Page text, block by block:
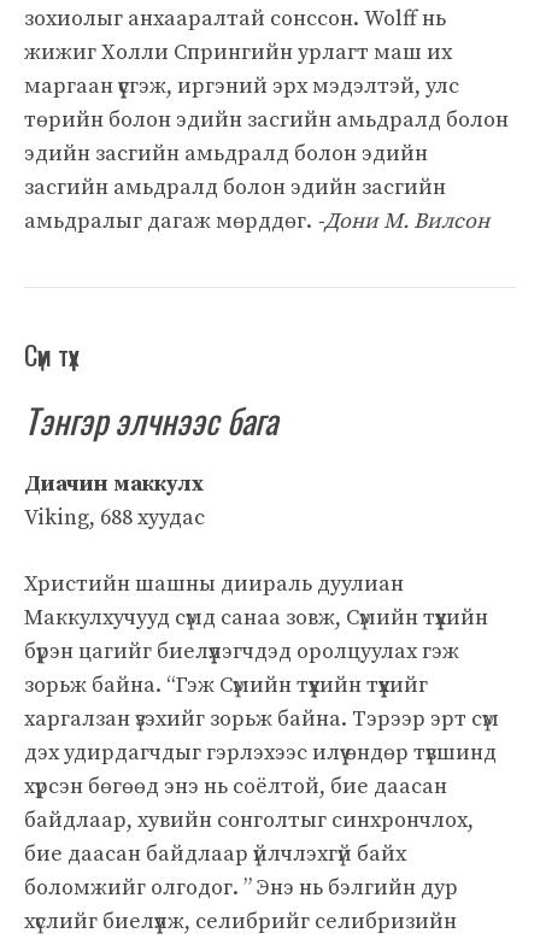
зохиолыг анхааралтай сонссон. Wolff нь
жижиг Холли Спрингийн урлагт маш их
маргаан үүсгэж, иргэний эрх мэдэлтэй, улс
төрийн болон эдийн засгийн амьдралд болон
эдийн засгийн амьдралд болон эдийн
засгийн амьдралд болон эдийн засгийн
амьдралыг дагаж мөрддөг. -Дони М. Вилсон
Сүм түүх
Тэнгэр элчнээс бага
Диачин маккулх
Viking, 688 хуудас
Христийн шашны диираль дуулиан
Маккулхучууд сүмд санаа зовж, Сүмийн түүхийн
бүрэн цагийг биелүүлэгчдэд оролцуулах гэж
зорьж байна. “Гэж Сүмийн түүхийн түүхийг
харгалзан үзэхийг зорьж байна. Тэрээр эрт сүм
дэх удирдагчдыг гэрлэхээс илүү өндөр түвшинд
хүрсэн бөгөөд энэ нь соёлтой, бие даасан
байдлаар, хувийн сонголтыг синхрончлох,
бие даасан байдлаар үйлчлэхгүй байх
боломжийг олгодог. ” Энэ нь бэлгийн дур
хүслийг биелүүлж, селибрийг селибризийн